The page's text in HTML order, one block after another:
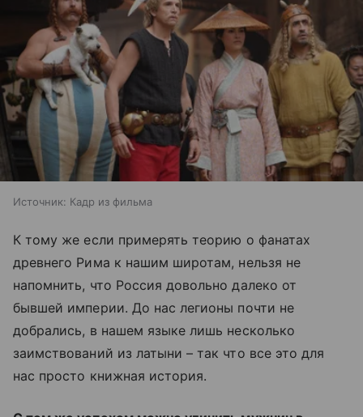
Источник: Кадр из фильма
К тому же если примерять теорию о фанатах
древнего Рима к нашим широтам, нельзя не
напомнить, что Россия довольно далеко от
бывшей империи. До нас легионы почти не
добрались, в нашем языке лишь несколько
заимствований из латыни – так что все это для
нас просто книжная история.